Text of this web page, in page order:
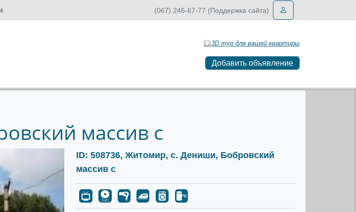
(067) 246-67-77 (Поддержка сайта)
3D тур для вашей квартиры
Добавить объявление
массив с
ID: 508736, Житомир, c. Дениши, Бобровский
массив с